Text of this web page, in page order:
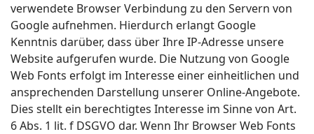
verwendete Browser Verbindung zu den Servern von
Google aufnehmen. Hierdurch erlangt Google
Kenntnis darüber, dass über Ihre IP-Adresse unsere
Website aufgerufen wurde. Die Nutzung von Google
Web Fonts erfolgt im Interesse einer einheitlichen und
ansprechenden Darstellung unserer Online-Angebote.
Dies stellt ein berechtigtes Interesse im Sinne von Art.
6 Abs. 1 lit. f DSGVO dar. Wenn Ihr Browser Web Fonts